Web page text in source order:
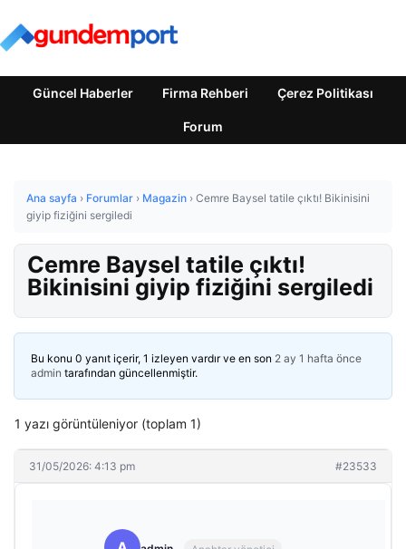
Güncel Haberler Firma Rehberi Çerez Politikası
Forum
Ana sayfa › Forumlar › Magazin › Cemre Baysel tatile çıktı! Bikinisini
giyip fiziğini sergiledi
Cemre Baysel tatile çıktı!
Bikinisini giyip fiziğini sergiledi
Bu konu 0 yanıt içerir, 1 izleyen vardır ve en son 2 ay 1 hafta önce
admin tarafından güncellenmiştir.
1 yazı görüntüleniyor (toplam 1)
31/05/2026: 4:13 pm #23533